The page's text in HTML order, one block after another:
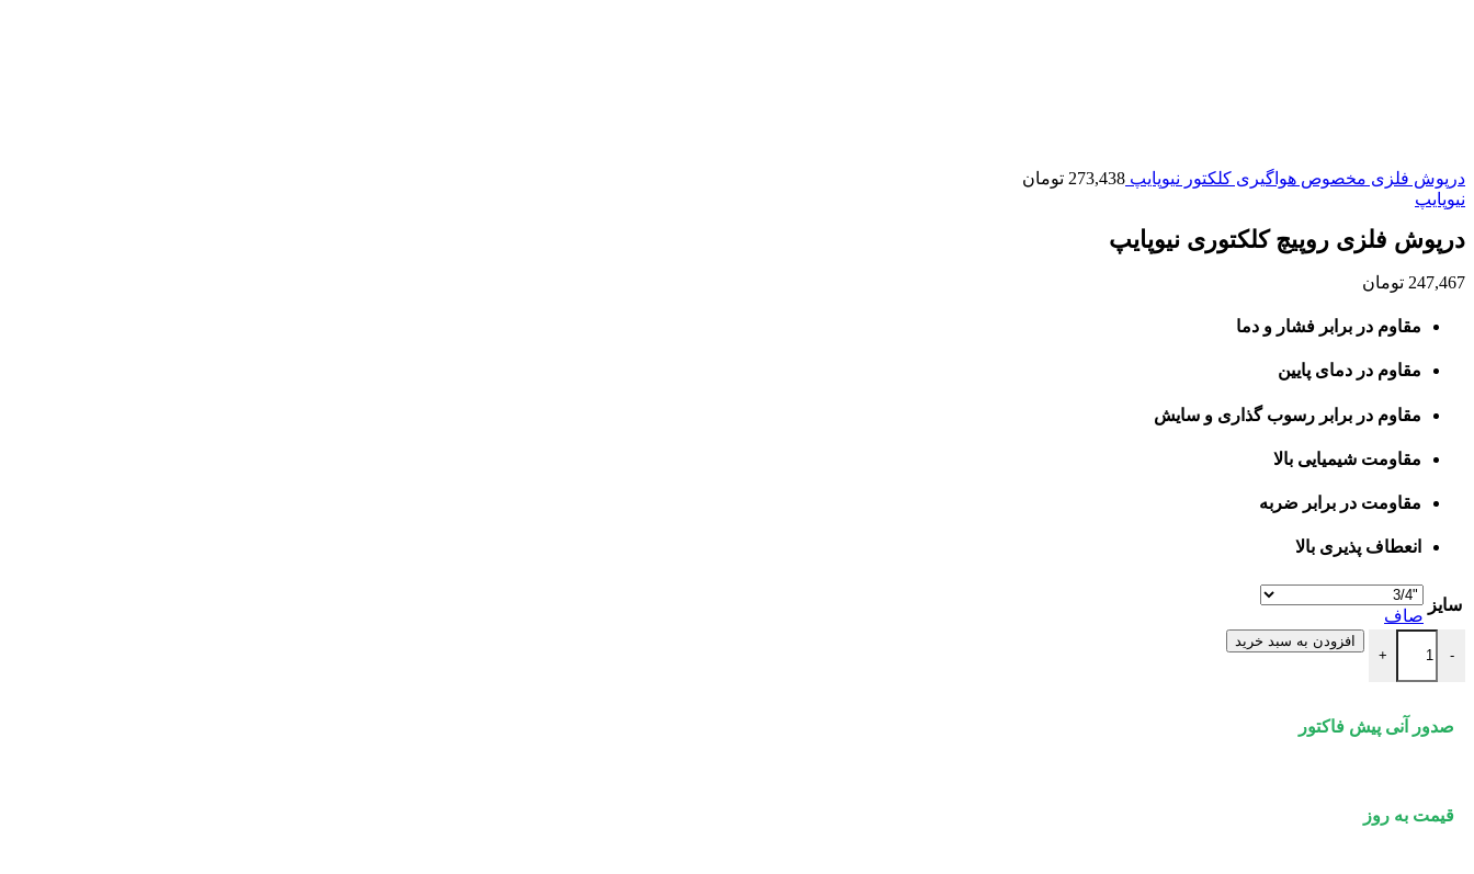
درپوش فلزی مخصوص هواگیری کلکتور نیوپایپ 273,438 تومان
نیوپایپ
درپوش فلزی روپیچ کلکتوری نیوپایپ
247,467 تومان
مقاوم در برابر فشار و دما
مقاوم در دمای پایین
مقاوم در برابر رسوب گذاری و سایش
مقاومت شیمیایی بالا
مقاومت در برابر ضربه
انعطاف پذیری بالا
سایز
صاف
-
درپوش فلزی روپیچ کلکتوری نیوپایپ عدد
+
افزودن به سبد خرید
صدور آنی پیش فاکتور
قیمت به روز